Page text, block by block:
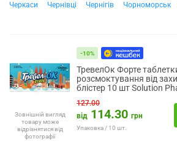
Черкаси
Чернівці Чернігів Чорноморськ
Зовнішній вигляд
товару може
відрізнятися від
фотографії
-10%
ТревелОк Форте
розсмоктування від
блістер 10 шт Solution
127.00
від 114.30 грн
Упаковка / 10 шт.